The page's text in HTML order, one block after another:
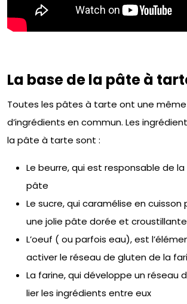
La base de la pâte à
Toutes les pâtes à tarte ont une
d’ingrédients en commun. Les
la pâte à tarte sont :
Le beurre, qui est responsable de
pâte
Le sucre, qui caramélise en
une jolie pâte dorée et croustillante
L’oeuf ( ou parfois eau), est
activer le réseau de gluten de la
La farine, qui développe un réseau
lier les ingrédients entre eux